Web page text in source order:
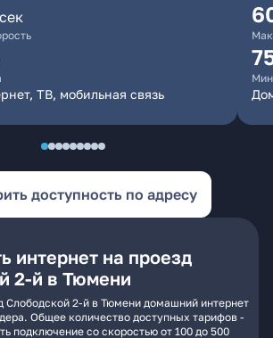
ТВ, мобильная связь
доступность по адресу
интернет на проезд
2-й в Тюмени
Слободской 2-й в Тюмени домашний интернет
Общее количество доступных тарифов -
подключение со скоростью от 100 до 500